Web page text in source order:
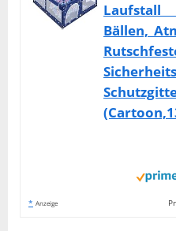
Bällen,
* Anzeige